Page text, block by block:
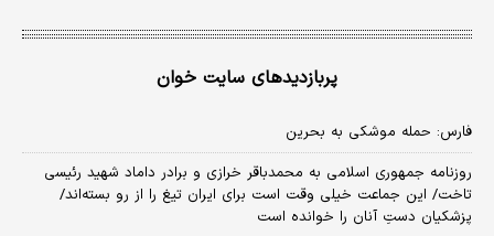
پربازدیدهای سایت خوان
فارس: حمله موشکی به بحرین
روزنامه جمهوری اسلامی به محمدباقر خرازی و برادر داماد شهید رئیسی
تاخت/ این جماعت خیلی وقت است برای ایران تیغ را از رو بسته‌اند/
پزشکیان دستِ آنان را خوانده است